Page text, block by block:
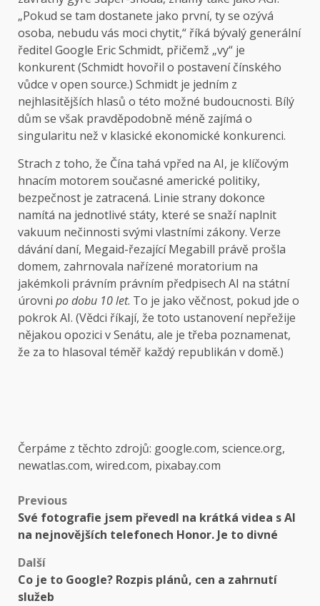
„Pokud se tam dostanete jako první, ty se ozývá
osoba, nebudu vás moci chytit,“ říká bývalý generální
ředitel Google Eric Schmidt, přičemž „vy“ je
konkurent (Schmidt hovořil o postavení čínského
vůdce v open source.) Schmidt je jedním z
nejhlasitějších hlasů o této možné budoucnosti. Bílý
dům se však pravděpodobně méně zajímá o
singularitu než v klasické ekonomické konkurenci.
Strach z toho, že Čína tahá vpřed na AI, je klíčovým
hnacím motorem současné americké politiky,
bezpečnost je zatracená. Linie strany dokonce
namítá na jednotlivé státy, které se snaží naplnit
vakuum nečinnosti svými vlastními zákony. Verze
dávání daní, Megaid-řezající Megabill právě prošla
domem, zahrnovala nařízené moratorium na
jakémkoli právním právním předpisech AI na státní
úrovni po dobu 10 let. To je jako věčnost, pokud jde o
pokrok AI. (Vědci říkají, že toto ustanovení nepřežije
nějakou opozici v Senátu, ale je třeba poznamenat,
že za to hlasoval téměř každý republikán v domě.)
Čerpáme z těchto zdrojů: google.com, science.org,
newatlas.com, wired.com, pixabay.com
Post
navigation
Previous
Své fotografie jsem převedl na krátká videa s AI
na nejnovějších telefonech Honor. Je to divné
Další
Co je to Google? Rozpis plánů, cen a zahrnutí
služeb